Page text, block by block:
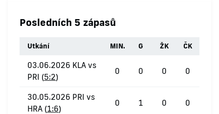
Posledních 5 zápasů
Utkání MIN. G ŽK ČK
03.06.2026 KLA vs
PRI (5:2)
0 0 0 0
30.05.2026 PRI vs
HRA (1:6)
0 1 0 0